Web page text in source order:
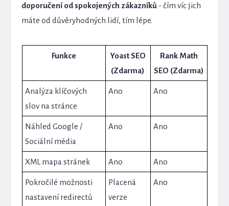
doporučení od spokojených zákazníků - čím víc jich
máte od důvěryhodných lidí, tím lépe.
Funkce
Yoast SEO
(Zdarma)
Rank Math
SEO (Zdarma)
Analýza klíčových
slov na stránce
Ano Ano
Náhled Google /
Sociální média
Ano Ano
XML mapa stránek Ano Ano
Pokročilé možnosti
nastavení redirectů
Placená
verze
Ano